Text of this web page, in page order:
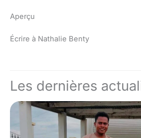
Aperçu
Écrire à Nathalie Benty
Les dernières